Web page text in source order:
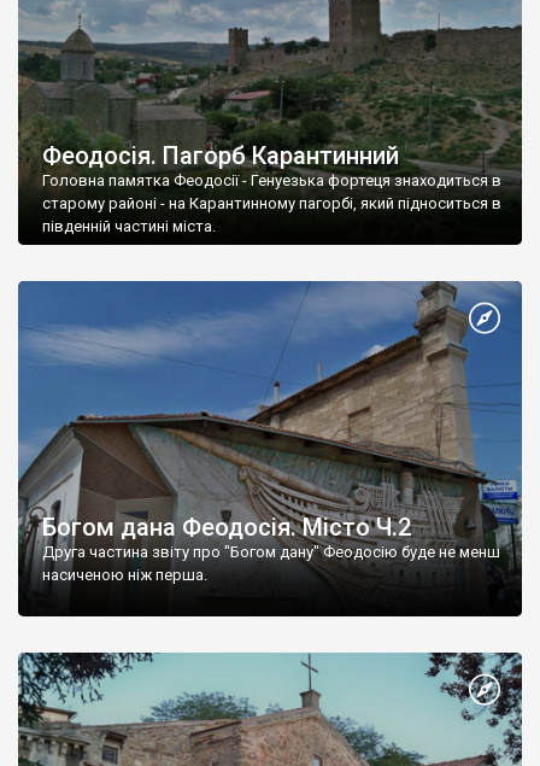
Феодосія. Пагорб Карантинний
Головна памятка Феодосії - Генуезька фортеця знаходиться в
старому районі - на Карантинному пагорбі, який підноситься в
південній частині міста.
Богом дана Феодосія. Місто Ч.2
Друга частина звіту про "Богом дану" Феодосію буде не менш
насиченою ніж перша.